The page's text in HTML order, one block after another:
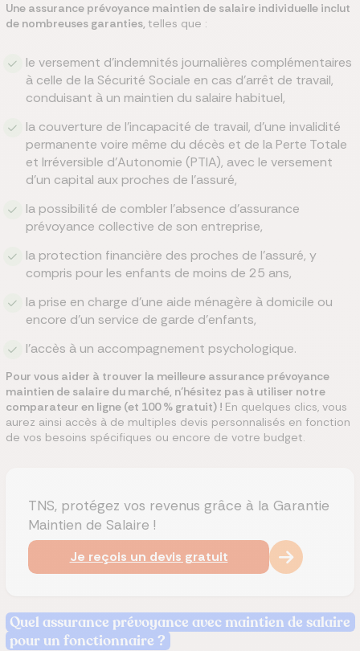
Une assurance prévoyance maintien de salaire individuelle inclut
de nombreuses garanties, telles que :
le versement d’indemnités journalières complémentaires
à celle de la Sécurité Sociale en cas d’arrêt de travail,
conduisant à un maintien du salaire habituel,
la couverture de l’incapacité de travail, d’une invalidité
permanente voire même du décès et de la Perte Totale
et Irréversible d’Autonomie (PTIA), avec le versement
d’un capital aux proches de l’assuré,
la possibilité de combler l’absence d’assurance
prévoyance collective de son entreprise,
la protection financière des proches de l’assuré, y
compris pour les enfants de moins de 25 ans,
la prise en charge d’une aide ménagère à domicile ou
encore d’un service de garde d’enfants,
l’accès à un accompagnement psychologique.
Pour vous aider à trouver la meilleure assurance prévoyance
maintien de salaire du marché, n’hésitez pas à utiliser notre
comparateur en ligne (et 100 % gratuit) ! En quelques clics, vous
aurez ainsi accès à de multiples devis personnalisés en fonction
de vos besoins spécifiques ou encore de votre budget.
TNS, protégez vos revenus grâce à la Garantie
Maintien de Salaire !
Je reçois un devis gratuit
Quel assurance prévoyance avec maintien de salaire
pour un fonctionnaire ?